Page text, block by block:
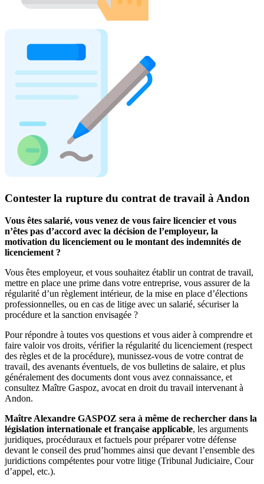
Contester la rupture du contrat de travail à Andon
Vous êtes salarié, vous venez de vous faire licencier et vous
n’êtes pas d’accord avec la décision de l’employeur, la
motivation du licenciement ou le montant des indemnités de
licenciement ?
Vous êtes employeur, et vous souhaitez établir un contrat de travail,
mettre en place une prime dans votre entreprise, vous assurer de la
régularité d’un règlement intérieur, de la mise en place d’élections
professionnelles, ou en cas de litige avec un salarié, sécuriser la
procédure et la sanction envisagée ?
Pour répondre à toutes vos questions et vous aider à comprendre et
faire valoir vos droits, vérifier la régularité du licenciement (respect
des règles et de la procédure), munissez-vous de votre contrat de
travail, des avenants éventuels, de vos bulletins de salaire, et plus
généralement des documents dont vous avez connaissance, et
consultez Maître Gaspoz, avocat en droit du travail intervenant à
Andon.
Maître Alexandre GASPOZ sera à même de rechercher dans la
législation internationale et française applicable, les arguments
juridiques, procéduraux et factuels pour préparer votre défense
devant le conseil des prud’hommes ainsi que devant l’ensemble des
juridictions compétentes pour votre litige (Tribunal Judiciaire, Cour
d’appel, etc.).